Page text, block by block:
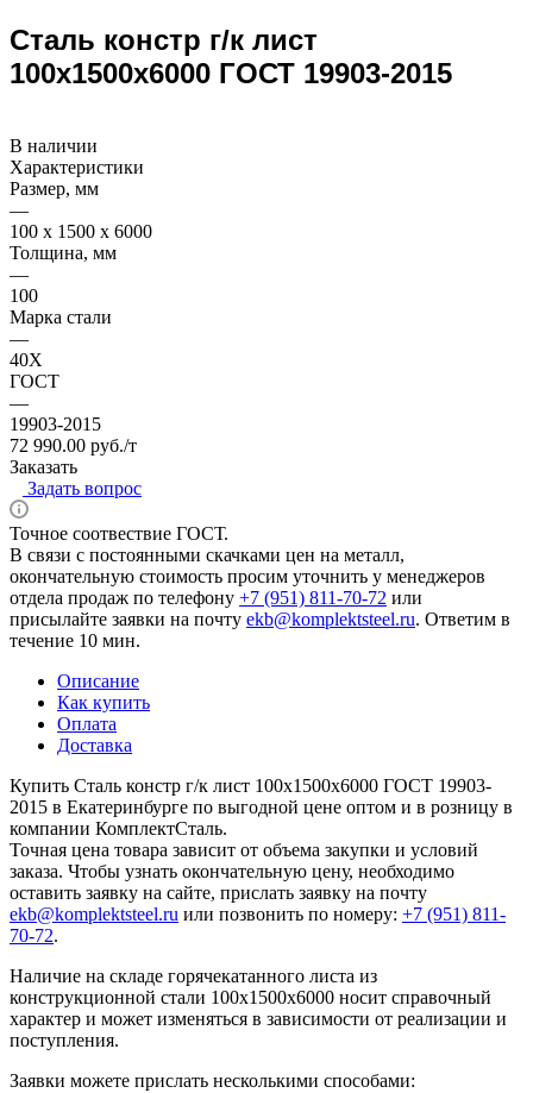
Сталь констр г/к лист
100x1500x6000 ГОСТ 19903-2015
В наличии
Характеристики
Размер, мм
—
100 x 1500 x 6000
Толщина, мм
—
100
Марка стали
—
40X
ГОСТ
—
19903-2015
72 990.00 руб./т
Заказать
Задать вопрос
Точное соотвествие ГОСТ.
В связи с постоянными скачками цен на металл,
окончательную стоимость просим уточнить у менеджеров
отдела продаж по телефону +7 (951) 811-70-72 или
присылайте заявки на почту ekb@komplektsteel.ru. Ответим в
течение 10 мин.
Описание
Как купить
Оплата
Доставка
Купить Сталь констр г/к лист 100x1500x6000 ГОСТ 19903-
2015 в Екатеринбурге по выгодной цене оптом и в розницу в
компании КомплектСталь.
Точная цена товара зависит от объема закупки и условий
заказа. Чтобы узнать окончательную цену, необходимо
оставить заявку на сайте, прислать заявку на почту
ekb@komplektsteel.ru или позвонить по номеру: +7 (951) 811-
70-72.
Наличие на складе горячекатанного листа из
конструкционной стали 100x1500x6000 носит справочный
характер и может изменяться в зависимости от реализации и
поступления.
Заявки можете прислать несколькими способами: